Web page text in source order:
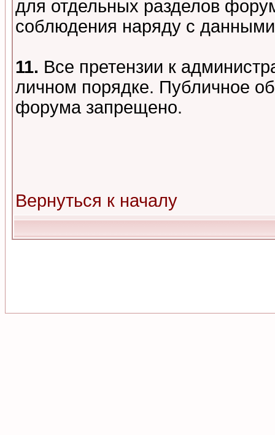
для отдельных разделов
соблюдения наряду с
11. Все претензии к
личном порядке. Публичное
форума запрещено.
Вернуться к началу